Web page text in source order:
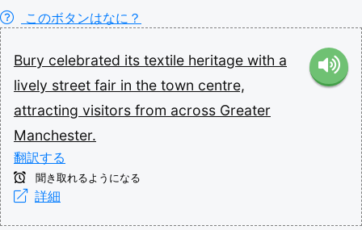
このボタンはなに？
Bury celebrated its textile heritage with a
lively street fair in the town centre,
attracting visitors from across Greater
Manchester.
翻訳する
聞き取れるようになる
詳細